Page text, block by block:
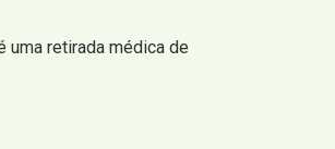
uma retirada médica de